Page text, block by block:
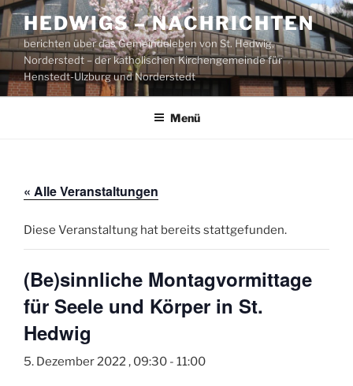
Zum
Inhalt
springen
HEDWIGS – NACHRICHTEN
berichten über das Gemeindeleben von St. Hedwig,
Norderstedt – der katholischen Kirchengemeinde für
Henstedt-Ulzburg und Norderstedt
Menü
« Alle Veranstaltungen
Diese Veranstaltung hat bereits stattgefunden.
(Be)sinnliche Montagvormittage
für Seele und Körper in St.
Hedwig
5. Dezember 2022 , 09:30 - 11:00